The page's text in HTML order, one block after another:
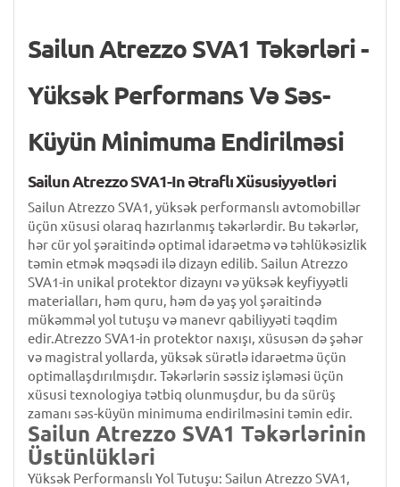
Sailun Atrezzo SVA1 Təkərləri -
Yüksək Performans Və Səs-
Küyün Minimuma Endirilməsi
Sailun Atrezzo SVA1-In Ətraflı Xüsusiyyətləri
Sailun Atrezzo SVA1, yüksək performanslı avtomobillər
üçün xüsusi olaraq hazırlanmış təkərlərdir. Bu təkərlər,
hər cür yol şəraitində optimal idarəetmə və təhlükəsizlik
təmin etmək məqsədi ilə dizayn edilib. Sailun Atrezzo
SVA1-in unikal protektor dizaynı və yüksək keyfiyyətli
materialları, həm quru, həm də yaş yol şəraitində
mükəmməl yol tutuşu və manevr qabiliyyəti təqdim
edir.Atrezzo SVA1-in protektor naxışı, xüsusən də şəhər
və magistral yollarda, yüksək sürətlə idarəetmə üçün
optimallaşdırılmışdır. Təkərlərin səssiz işləməsi üçün
xüsusi texnologiya tətbiq olunmuşdur, bu da sürüş
zamanı səs-küyün minimuma endirilməsini təmin edir.
Sailun Atrezzo SVA1 Təkərlərinin
Üstünlükləri
Yüksək Performanslı Yol Tutuşu: Sailun Atrezzo SVA1,